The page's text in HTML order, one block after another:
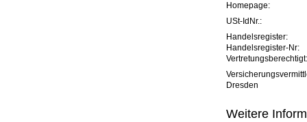
Homepage:
USt-IdNr.:
Handelsregister:
Handelsregister-Nr:
Vertretungsberechtigt:
Dresden
Weitere